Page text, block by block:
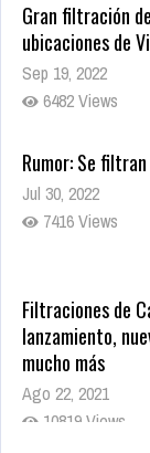
Gran filtración
ubicaciones de
Sep 19, 2022
6482 Views
Rumor: Se
Jul 30, 2022
7416 Views
Filtraciones de
lanzamiento,
mucho más
Ago 22, 2021
10819 Views